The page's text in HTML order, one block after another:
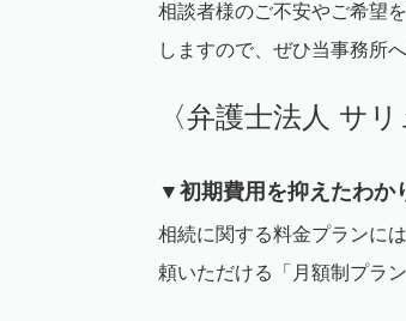
相談者様のご不安やご希望
しますので、ぜひ当事務所
〈弁護士法人 サ
▼初期費用を抑えたわか
相続に関する料金プランに
頼いただける「月額制プラ